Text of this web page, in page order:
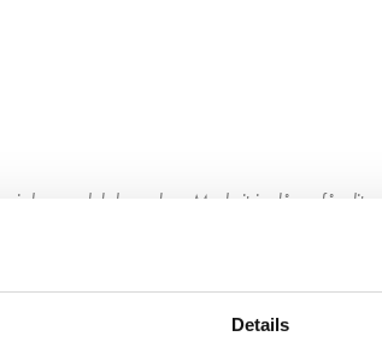
Details
den model du ønsker. Med vitrinelåger får dit
i toppen af skabet, og på den måde oplyse
på fabrikken i Aulum, hvor der ikke er